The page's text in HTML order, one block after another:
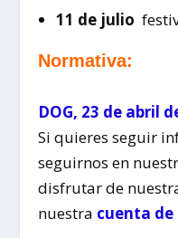
11 de julio
Normativa:
DOG, 23 de abril
Si quieres seguir
seguirnos en
disfrutar de
nuestra cuenta